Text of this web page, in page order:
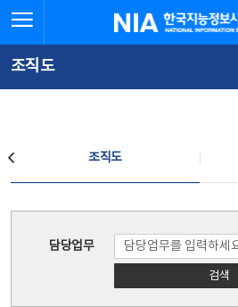
문
로
가
체
뉴
바
가
한국지능정보사회진흥원
조직도
조직도
담당업무
검색